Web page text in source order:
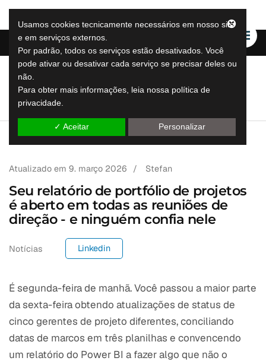
soluções de relatórios de salto
Atualizado em 9. março 2026 / Stefan
Seu relatório de portfólio de projetos
é aberto em todas as reuniões de
direção - e ninguém confia nele
Notícias Linkedin
É segunda-feira de manhã. Você passou a maior parte
da sexta-feira obtendo atualizações de status de
cinco gerentes de projeto diferentes, conciliando
datas de marcos em três planilhas e convencendo
um relatório do Power BI a fazer algo que não o
Usamos cookies tecnicamente necessários em nosso site
e em serviços externos.
Por padrão, todos os serviços estão desativados. Você
pode ativar ou desativar cada serviço se precisar deles ou
não.
Para obter mais informações, leia nossa política de
privacidade.
✓ Aceitar Personalizar